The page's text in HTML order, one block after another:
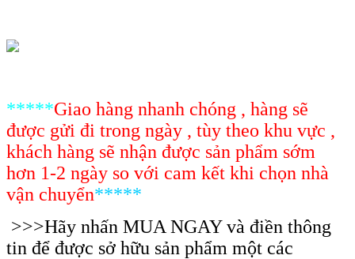
*****Giao hàng nhanh chóng , hàng sẽ
được gửi đi trong ngày , tùy theo khu vực ,
khách hàng sẽ nhận được sản phẩm sớm
hơn 1-2 ngày so với cam kết khi chọn nhà
vận chuyển*****
>>>Hãy nhấn MUA NGAY và điền thông
tin để được sở hữu sản phẩm một các